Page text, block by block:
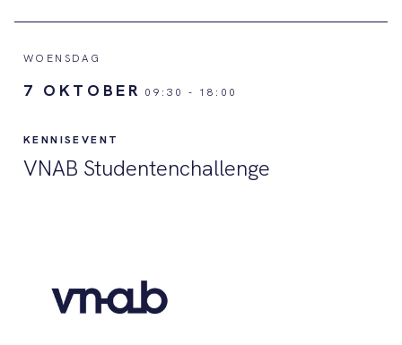
WOENSDAG
7 OKTOBER 09:30 - 18:00
KENNISEVENT
VNAB Studentenchallenge